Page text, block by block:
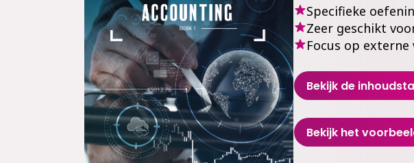
Specifieke
Zeer geschikt
Focus op externe
Bekijk de
Bekijk het